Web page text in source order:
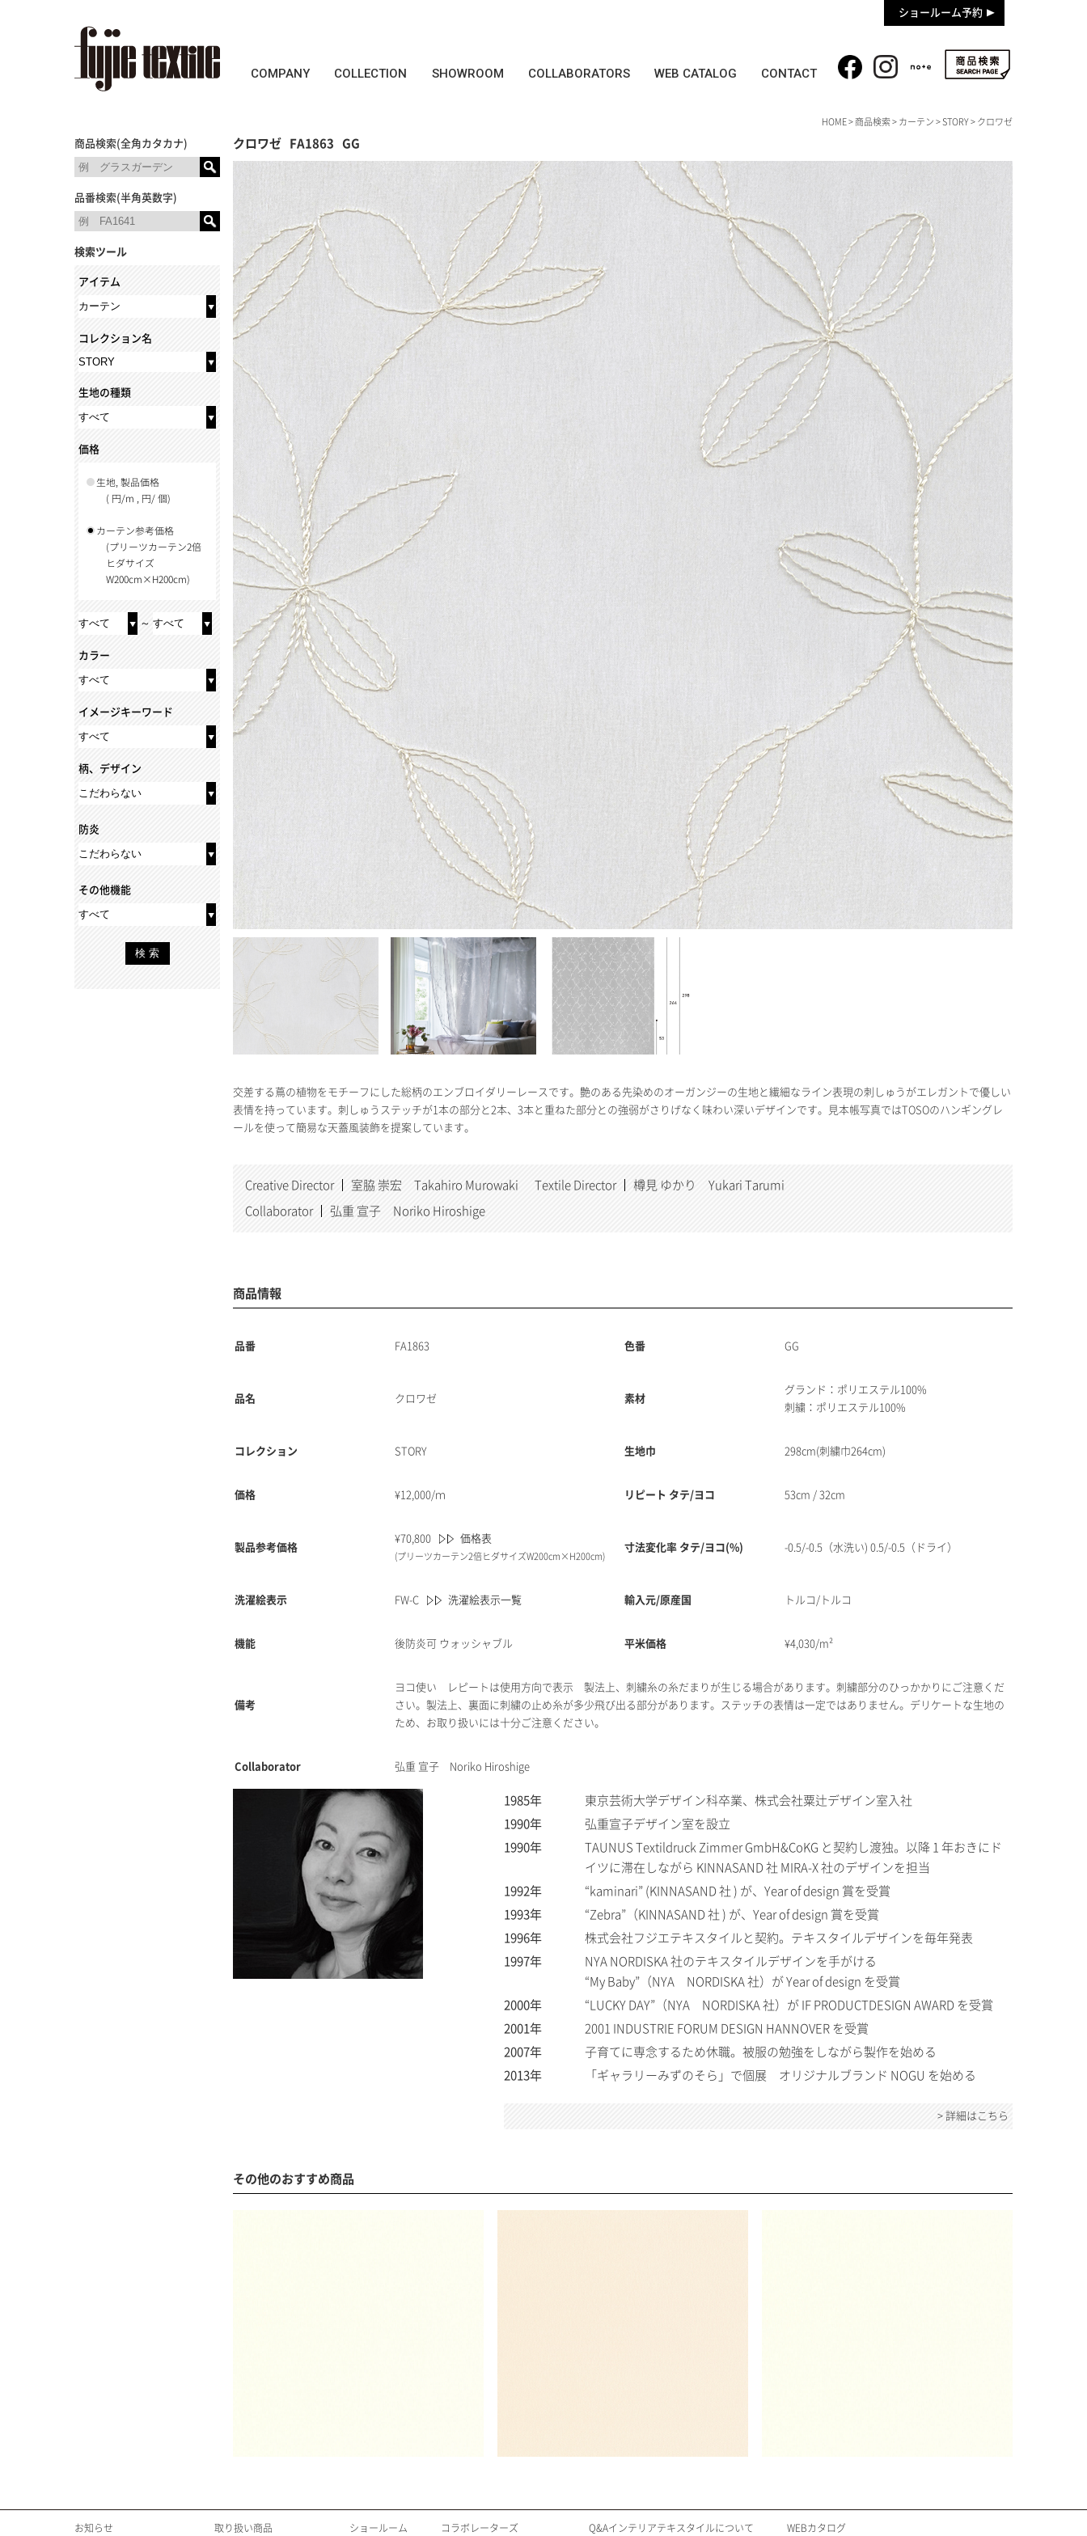
ショールーム予約
COMPANY COLLECTION SHOWROOM COLLABORATORS WEB CATALOG CONTACT
HOME> 商品検索> カーテン > STORY> クロワゼ
クロワゼ FA1863 GG
交差する蔦の植物をモチーフにした総柄のエンブロイダリーレースです。艶のある先染めのオーガンジーの生地と繊細なライン表現の刺しゅうがエレガントで優しい
表情を持っています。刺しゅうステッチが1本の部分と2本、3本と重ねた部分との強弱がさりげなく味わい深いデザインです。見本帳写真ではTOSOのハンギングレ
ールを使って簡易な天蓋風装飾を提案しています。
Creative Director 室脇 崇宏 Takahiro Murowaki Textile Director 樽見 ゆかり Yukari Tarumi
Collaborator 弘重 宣子 Noriko Hiroshige
商品情報
品番 FA1863 色番 GG
品名 クロワゼ 素材
グランド：ポリエステル100%
刺繍：ポリエステル100%
コレクション STORY 生地巾 298cm(刺繍巾264cm)
価格 ¥12,000/ｍ リピート タテ/ヨコ 53cm / 32cm
製品参考価格
¥70,800 価格表
(プリーツカーテン2倍ヒダサイズW200cm×H200cm)
寸法変化率 タテ/ヨコ(%) -0.5/-0.5（水洗い) 0.5/-0.5（ドライ）
洗濯絵表示 FW-C 洗濯絵表示一覧 輸入元/原産国 トルコ/トルコ
機能 後防炎可 ウォッシャブル 平米価格 ¥4,030/m²
備考
ヨコ使い レピートは使用方向で表示 製法上、刺繍糸の糸だまりが生じる場合があります。刺繍部分のひっかかりにご注意くだ
さい。製法上、裏面に刺繍の止め糸が多少飛び出る部分があります。ステッチの表情は一定ではありません。デリケートな生地の
ため、お取り扱いには十分ご注意ください。
Collaborator 弘重 宣子 Noriko Hiroshige
1985年
東京芸術大学デザイン科卒業、株式会社粟辻デザイン室入社
1990年
弘重宣子デザイン室を設立
1990年
TAUNUS Textildruck Zimmer GmbH&CoKG と契約し渡独。以降 1 年おきにド
イツに滞在しながら KINNASAND 社 MIRA-X 社のデザインを担当
1992年
“kaminari” (KINNASAND 社 ) が、Year of design 賞を受賞
1993年
“Zebra”（KINNASAND 社 ) が、Year of design 賞を受賞
1996年
株式会社フジエテキスタイルと契約。テキスタイルデザインを毎年発表
1997年
NYA NORDISKA 社のテキスタイルデザインを手がける
“My Baby”（NYA NORDISKA 社）が Year of design を受賞
2000年
“LUCKY DAY”（NYA NORDISKA 社）が IF PRODUCTDESIGN AWARD を受賞
2001年
2001 INDUSTRIE FORUM DESIGN HANNOVER を受賞
2007年
子育てに専念するため休職。被服の勉強をしながら製作を始める
2013年
「ギャラリーみずのそら」で個展 オリジナルブランド NOGU を始める
> 詳細はこちら
その他のおすすめ商品
商品検索(全角カタカナ)
品番検索(半角英数字)
検索ツール
アイテム
コレクション名
生地の種類
価格
生地, 製品価格
( 円/m , 円/ 個)
カーテン参考価格
(プリーツカーテン2倍
ヒダサイズ
W200cm×H200cm)
～
カラー
イメージキーワード
柄、デザイン
防炎
その他機能
お知らせ 取り扱い商品 ショールーム コラボレーターズ Q&Aインテリアテキスタイルについて WEBカタログ